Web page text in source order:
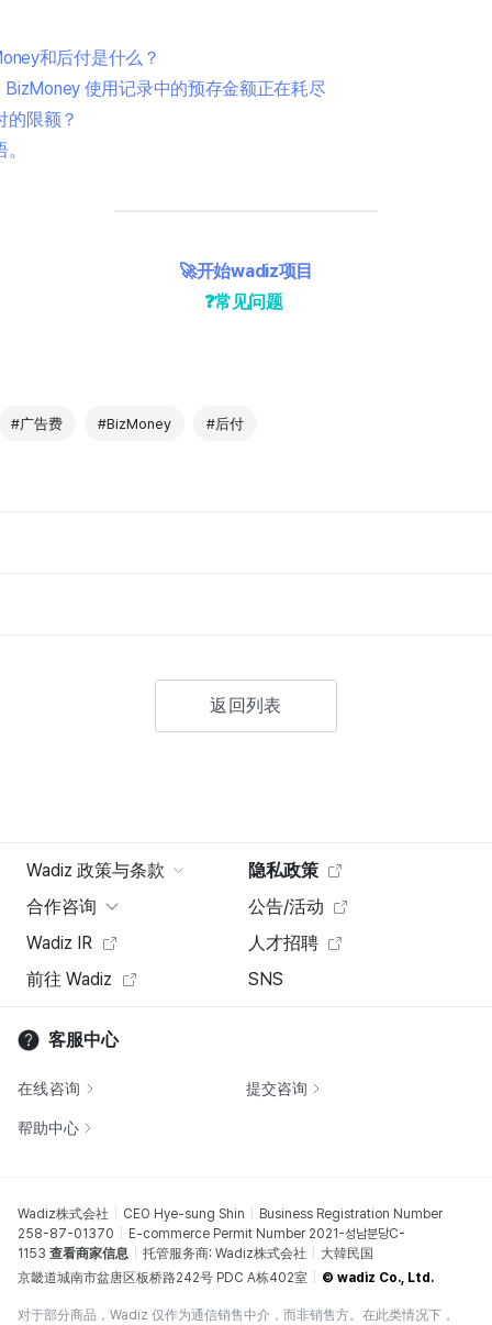
和后付是什么？
使用记录中的预存金额正在耗尽
的限额？
🚀开始wadiz项目
❓常见问题
#广告费 #BizMoney #后付
返回列表
Wadiz 政策与条款
隐私政策
合作咨询
公告/活动
Wadiz IR
人才招聘
前往 Wadiz
SNS
客服中心
在线咨询 提交咨询
帮助中心
Wadiz株式会社 CEO Hye-sung Shin
Business Registration Number
258-87-01370
E-commerce Permit Number 2021-성남분당C-
1153 查看商家信息 托管服务商: Wadiz株式会社
大韓民国
京畿道城南市盆唐区板桥路242号 PDC A栋402室
© wadiz Co., Ltd.
对于部分商品，Wadiz 仅作为通信销售中介，而非销售方。在此类情况下，